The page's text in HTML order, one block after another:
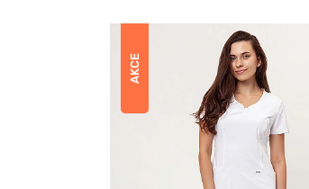
AKCE